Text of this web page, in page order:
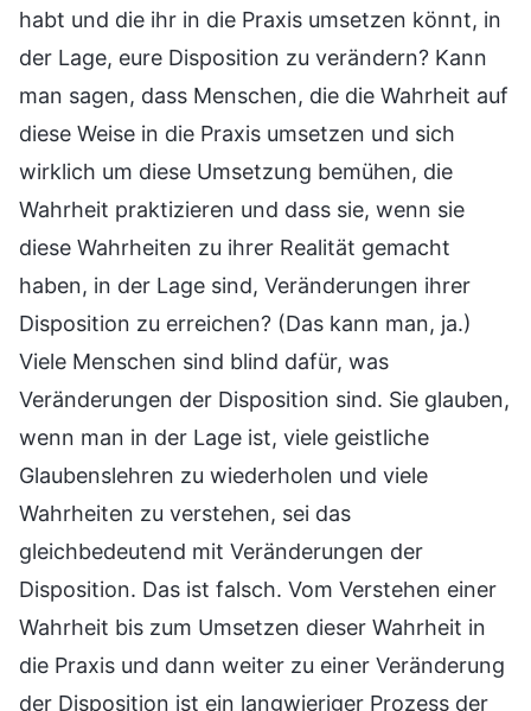
habt und die ihr in die Praxis umsetzen könnt, in
der Lage, eure Disposition zu verändern? Kann
man sagen, dass Menschen, die die Wahrheit auf
diese Weise in die Praxis umsetzen und sich
wirklich um diese Umsetzung bemühen, die
Wahrheit praktizieren und dass sie, wenn sie
diese Wahrheiten zu ihrer Realität gemacht
haben, in der Lage sind, Veränderungen ihrer
Disposition zu erreichen? (Das kann man, ja.)
Viele Menschen sind blind dafür, was
Veränderungen der Disposition sind. Sie glauben,
wenn man in der Lage ist, viele geistliche
Glaubenslehren zu wiederholen und viele
Wahrheiten zu verstehen, sei das
gleichbedeutend mit Veränderungen der
Disposition. Das ist falsch. Vom Verstehen einer
Wahrheit bis zum Umsetzen dieser Wahrheit in
die Praxis und dann weiter zu einer Veränderung
der Disposition ist ein langwieriger Prozess der